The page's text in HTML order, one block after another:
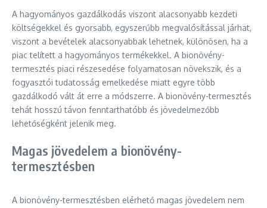
A hagyományos gazdálkodás viszont alacsonyabb kezdeti
költségekkel és gyorsabb, egyszerűbb megvalósítással járhat,
viszont a bevételek alacsonyabbak lehetnek, különösen, ha a
piac telített a hagyományos termékekkel. A bionövény-
termesztés piaci részesedése folyamatosan növekszik, és a
fogyasztói tudatosság emelkedése miatt egyre több
gazdálkodó vált át erre a módszerre. A bionövény-termesztés
tehát hosszú távon fenntarthatóbb és jövedelmezőbb
lehetőségként jelenik meg.
Magas jövedelem a bionövény-
termesztésben
A bionövény-termesztésben elérhető magas jövedelem nem